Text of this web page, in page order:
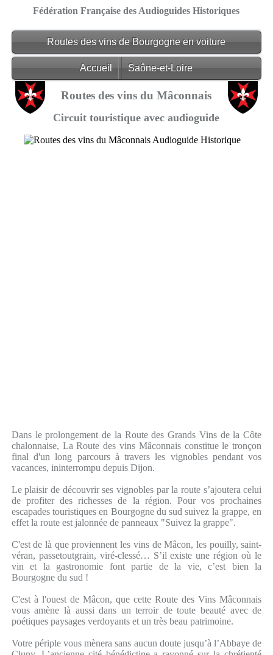
Fédération Française des Audioguides Historiques
Routes des vins de Bourgogne en voiture
Accueil Saône-et-Loire
Routes des vins du Mâconnais
Circuit touristique avec audioguide
Dans le prolongement de la Route des Grands Vins de la Côte
chalonnaise, La Route des vins Mâconnais constitue le tronçon
final d'un long parcours à travers les vignobles pendant vos
vacances, ininterrompu depuis Dijon.
Le plaisir de découvrir ses vignobles par la route s’ajoutera celui
de profiter des richesses de la région. Pour vos prochaines
escapades touristiques en Bourgogne du sud suivez la grappe, en
effet la route est jalonnée de panneaux "Suivez la grappe".
C'est de là que proviennent les vins de Mâcon, les pouilly, saint-
véran, passetoutgrain, viré-clessé… S’il existe une région où le
vin et la gastronomie font partie de la vie, c’est bien la
Bourgogne du sud !
C'est à l'ouest de Mâcon, que cette Route des Vins Mâconnais
vous amène là aussi dans un terroir de toute beauté avec de
poétiques paysages verdoyants et un très beau patrimoine.
Votre périple vous mènera sans aucun doute jusqu’à l’Abbaye de